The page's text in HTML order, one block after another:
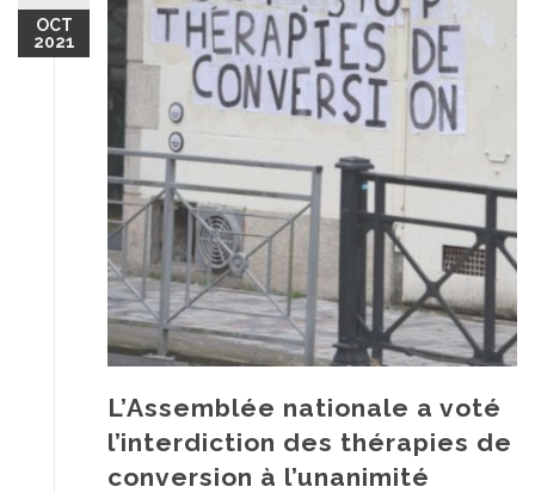
OCT
2021
L’Assemblée nationale a voté
l’interdiction des thérapies de
conversion à l’unanimité